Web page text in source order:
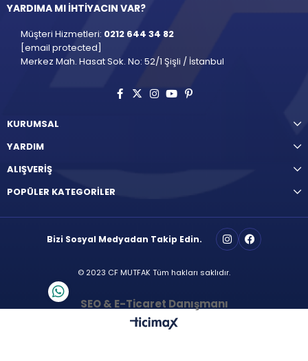
YARDIMA MI İHTİYACIN VAR?
Müşteri Hizmetleri: 0212 644 34 82
[email protected]
Merkez Mah. Hasat Sok. No: 52/1 Şişli / İstanbul
KURUMSAL
YARDIM
ALIŞVERİŞ
POPÜLER KATEGORİLER
Bizi Sosyal Medyadan Takip Edin.
© 2023 CF MUTFAK Tüm hakları saklıdır.
SEO & E-Ticaret Danışmanı